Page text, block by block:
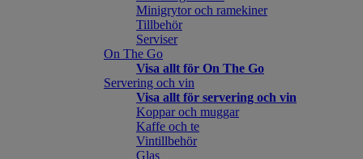
Minigrytor och ramekiner
Tillbehör
Serviser
On The Go
Visa allt för On The Go
Servering och vin
Visa allt för servering och vin
Koppar och muggar
Kaffe och te
Vintillbehör
Glas